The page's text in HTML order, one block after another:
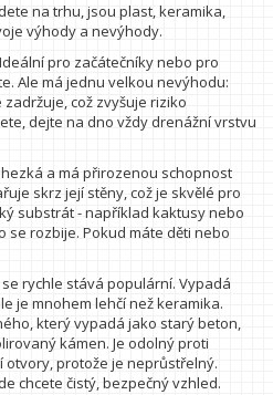
na trhu, jsou plast, keramika,
výhody a nevýhody.
pro začátečníky nebo pro
Ale má jednu velkou nevýhodu:
zadržuje, což zvyšuje riziko
dejte na dno vždy drenážní vrstvu
a má přirozenou schopnost
skrz její stěny, což je skvělé pro
substrát - například kaktusy nebo
se rozbije. Pokud máte děti nebo
rychle stává populární. Vypadá
je mnohem lehčí než keramika.
který vypadá jako starý beton,
kámen. Je odolný proti
protože je neprůstřelný.
chcete čistý, bezpečný vzhled.